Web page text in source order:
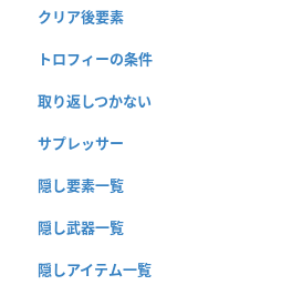
クリア後要素
トロフィーの条件
取り返しつかない
サプレッサー
隠し要素一覧
隠し武器一覧
隠しアイテム一覧